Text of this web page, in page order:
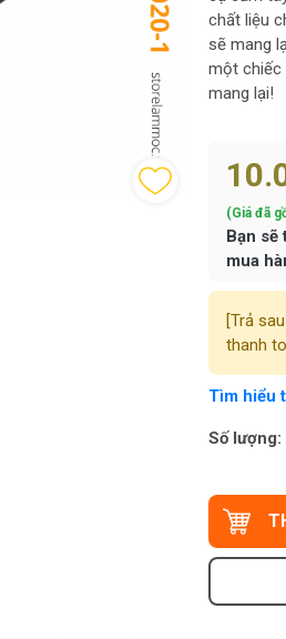
chất liệu
sẽ mang
một chiếc
mang lại!
(Giá đã
Bạn sẽ
mua
[Trả sau
thanh
Tìm hiểu
Số lượng: